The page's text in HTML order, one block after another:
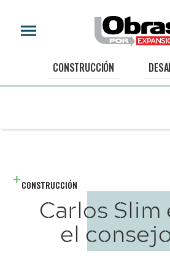
CONSTRUCCIÓN
CONSTRUCCIÓN
Carlos
el